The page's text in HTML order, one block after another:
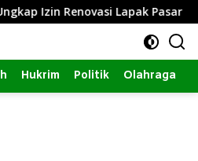
Renovasi Lapak Pasar Ganding
Hukrim Politik Olahraga